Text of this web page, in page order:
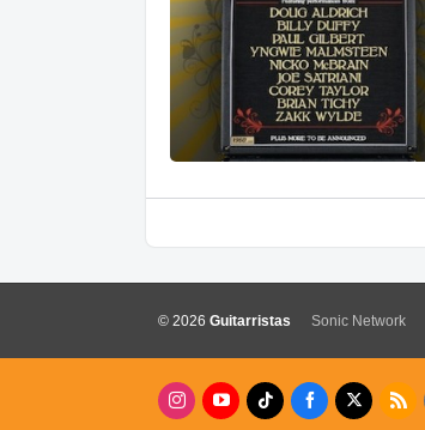
© 2026 Guitarristas Sonic Network